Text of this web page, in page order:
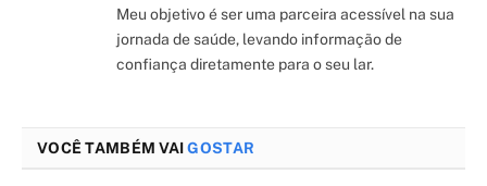
Meu objetivo é ser uma parceira acessível na sua
jornada de saúde, levando informação de
confiança diretamente para o seu lar.
VOCÊ TAMBÉM VAIGOSTAR